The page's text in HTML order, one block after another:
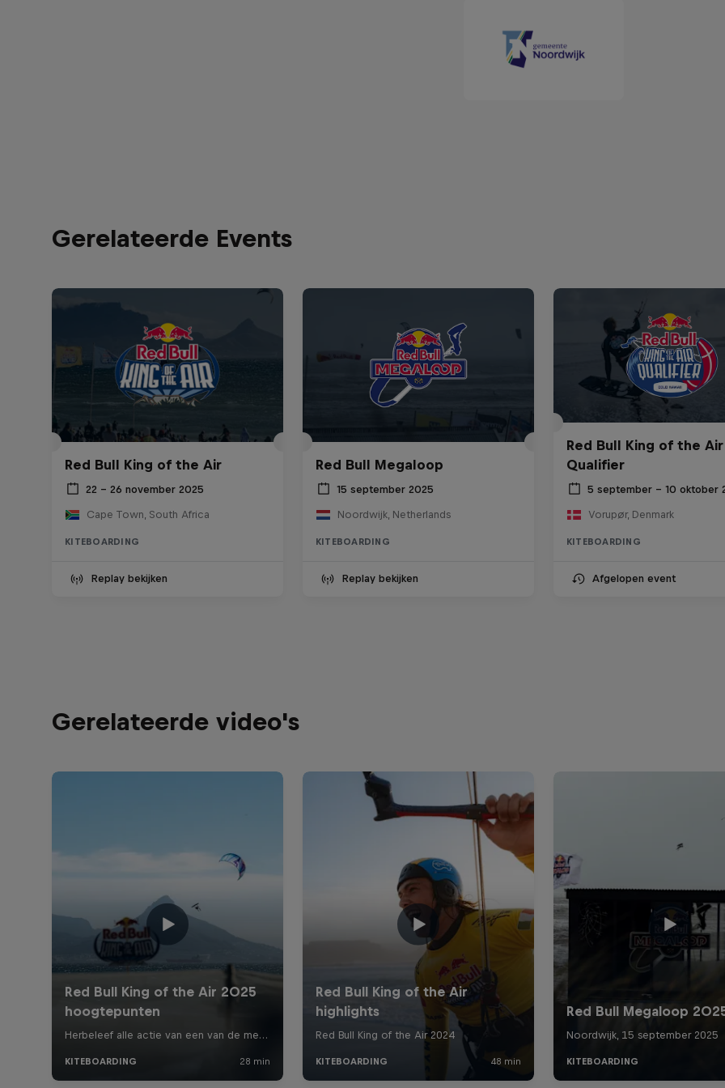
Gerelateerde Events
Red Bull King of the Air
22 – 26 november 2025
Cape Town, South Africa
KITEBOARDING
Replay bekijken
Red Bull Megaloop
15 september 2025
Noordwijk, Netherlands
KITEBOARDING
Replay bekijken
Red Bull King of the Air
Qualifier
5 september – 10 oktober
Vorupør, Denmark
KITEBOARDING
Afgelopen event
Gerelateerde video's